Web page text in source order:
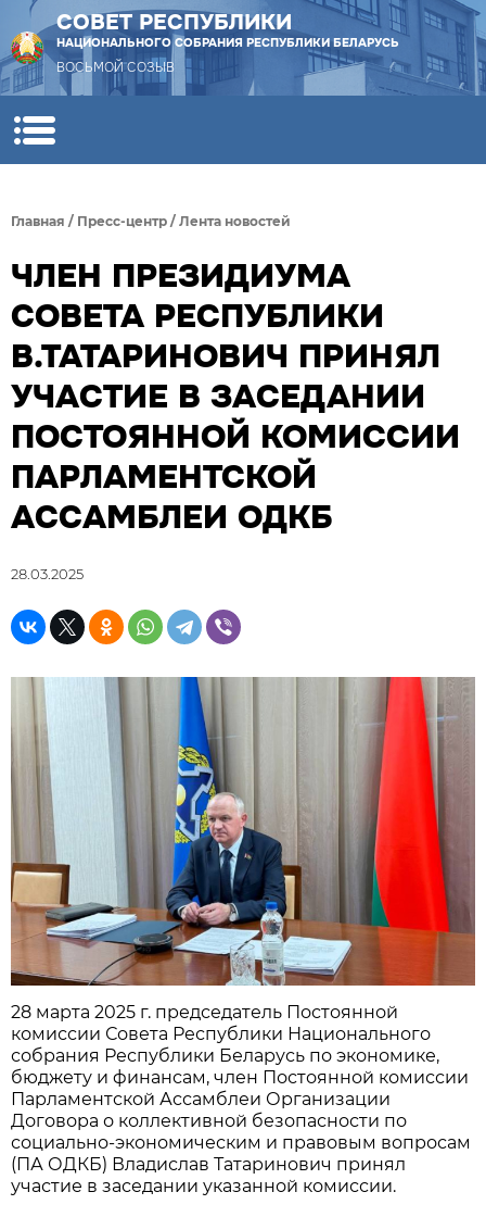
СОВЕТ РЕСПУБЛИКИ
НАЦИОНАЛЬНОГО СОБРАНИЯ РЕСПУБЛИКИ БЕЛАРУСЬ
ВОСЬМОЙ СОЗЫВ
Главная / Пресс-центр / Лента новостей
ЧЛЕН ПРЕЗИДИУМА
СОВЕТА РЕСПУБЛИКИ
В.ТАТАРИНОВИЧ ПРИНЯЛ
УЧАСТИЕ В ЗАСЕДАНИИ
ПОСТОЯННОЙ КОМИССИИ
ПАРЛАМЕНТСКОЙ
АССАМБЛЕИ ОДКБ
28.03.2025
28 марта 2025 г. председатель Постоянной
комиссии Совета Республики Национального
собрания Республики Беларусь по экономике,
бюджету и финансам, член Постоянной комиссии
Парламентской Ассамблеи Организации
Договора о коллективной безопасности по
социально-экономическим и правовым вопросам
(ПА ОДКБ) Владислав Татаринович принял
участие в заседании указанной комиссии.